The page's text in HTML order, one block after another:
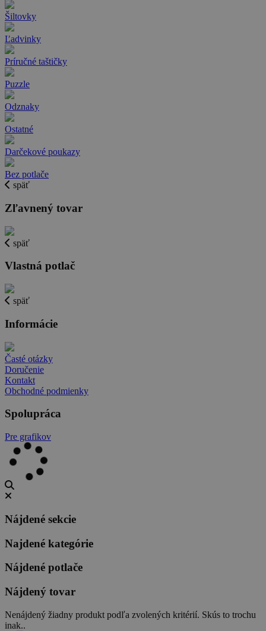
Šiltovky
Ľadvinky
Príručné taštičky
Puzzle
Odznaky
Ostatné
Darčekové poukazy
Bez potlače
späť
Zľavnený tovar
späť
Vlastná potlač
späť
Informácie
Časté otázky
Doručenie
Kontakt
Obchodné podmienky
Spolupráca
Pre grafikov
Nájdené sekcie
Najdené kategórie
Nájdené potlače
Nájdený tovar
Nenájdený žiadny produkt podľa zvolených kritérií. Skús to trochu
inak..